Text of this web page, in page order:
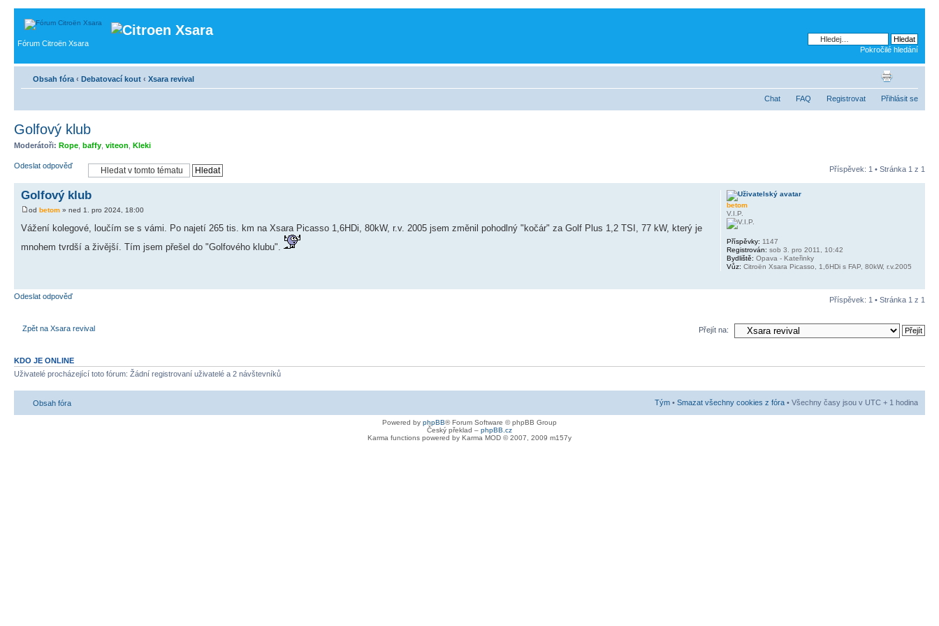
Fórum Citroën Xsara
Pokročilé hledání
Obsah fóra ‹ Debatovací kout ‹ Xsara revival
Chat FAQ Registrovat Přihlásit se
Golfový klub
Moderátoři: Rope baffy viteon Kleki
Odeslat odpověď Příspěvek: 1 • Stránka 1 z 1
Golfový klub
od betom » ned 1. pro 2024, 18:00
Vážení kolegové, loučím se s vámi. Po najetí 265 tis. km na Xsara Picasso 1,6HDi, 80kW, r.v. 2005 jsem změnil pohodlný "kočár" za Golf Plus 1,2 TSI, 77 kW, který je
mnohem tvrdší a živější. Tím jsem přešel do "Golfového klubu".
betom
V.I.P.
Příspěvky: 1147
Registrován: sob 3. pro 2011, 10:42
Bydliště: Opava - Kateřinky
Vůz: Citroën Xsara Picasso, 1,6HDi s FAP, 80kW, r.v.2005
Odeslat odpověď Příspěvek: 1 • Stránka 1 z 1
Zpět na Xsara revival Přejít na:
KDO JE ONLINE
Uživatelé procházející toto fórum: Žádní registrovaní uživatelé a 2 návštevníků
Obsah fóra Tým • Smazat všechny cookies z fóra • Všechny časy jsou v UTC + 1 hodina
Powered by phpBB® Forum Software © phpBB Group
Český překlad – phpBB.cz
Karma functions powered by Karma MOD © 2007, 2009 m157y